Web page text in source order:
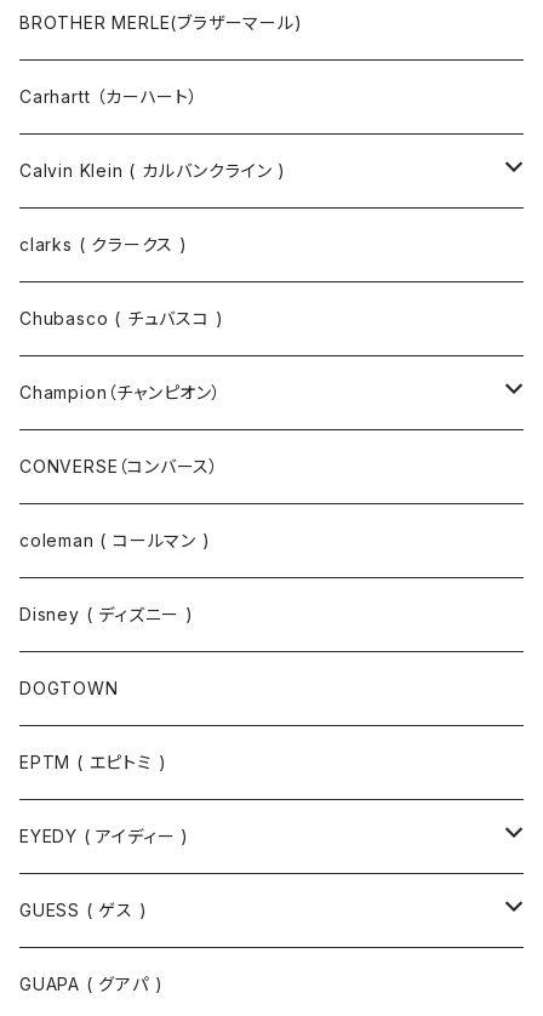
マスクコード
財布 / キーケース
キーホルダー / スマホスタンド
パンツ
パーカ
ジャケット・ブルゾン
コート
シャツ
長袖Tシャツ
半袖シャツ
長袖シャツ
スウェット
パーカー
ニット
ジャケット
コート
ポロシャツ
パンツ
BROTHER MERLE(ブラザーマール)
Carhartt （カーハート）
Calvin Klein ( カルバンクライン )
ジャケット
パーカー
clarks ( クラークス )
Chubasco ( チュバスコ )
Champion（チャンピオン）
スウェットパンツ
パーカー
スウェット
Tシャツ
CONVERSE（コンバース）
coleman ( コールマン )
Disney ( ディズニー )
DOGTOWN
EPTM ( エピトミ )
EYEDY ( アイディー )
Tシャツ
半袖Tシャツ
ポロシャツ
GUESS ( ゲス )
ジャケット
GUAPA ( グアパ )